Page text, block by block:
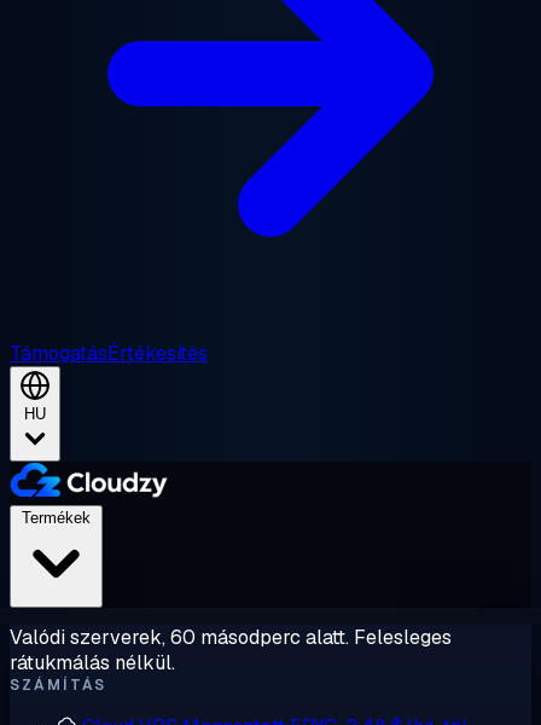
TámogatásÉrtékesítés
HU
Valódi szerverek, 60 másodperc alatt. Felesleges
rátukmálás nélkül.
SZÁMÍTÁS